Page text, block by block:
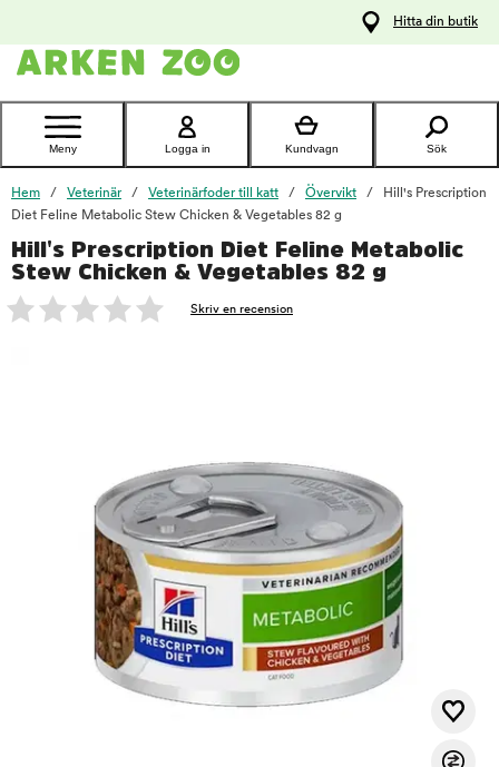
Kontakta
Hitta din butik
Meny Logga in Kundvagn Sök
Hem Veterinär Veterinärfoder till katt Övervikt
Hill's Prescription
Diet Feline Metabolic Stew Chicken & Vegetables 82 g
Hill's Prescription Diet Feline Metabolic
Stew Chicken & Vegetables 82 g
Skriv en recension
foo